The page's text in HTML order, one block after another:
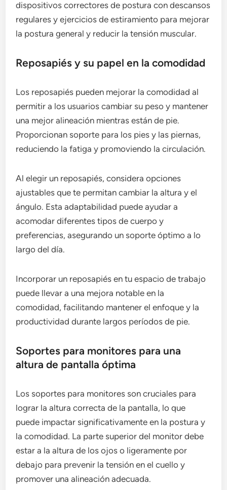
dispositivos correctores de postura con descansos
regulares y ejercicios de estiramiento para mejorar
la postura general y reducir la tensión muscular.
Reposapiés y su papel en la comodidad
Los reposapiés pueden mejorar la comodidad al
permitir a los usuarios cambiar su peso y mantener
una mejor alineación mientras están de pie.
Proporcionan soporte para los pies y las piernas,
reduciendo la fatiga y promoviendo la circulación.
Al elegir un reposapiés, considera opciones
ajustables que te permitan cambiar la altura y el
ángulo. Esta adaptabilidad puede ayudar a
acomodar diferentes tipos de cuerpo y
preferencias, asegurando un soporte óptimo a lo
largo del día.
Incorporar un reposapiés en tu espacio de trabajo
puede llevar a una mejora notable en la
comodidad, facilitando mantener el enfoque y la
productividad durante largos períodos de pie.
Soportes para monitores para una
altura de pantalla óptima
Los soportes para monitores son cruciales para
lograr la altura correcta de la pantalla, lo que
puede impactar significativamente en la postura y
la comodidad. La parte superior del monitor debe
estar a la altura de los ojos o ligeramente por
debajo para prevenir la tensión en el cuello y
promover una alineación adecuada.